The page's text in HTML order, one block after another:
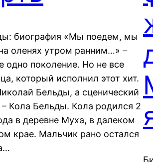
биография «Мы поедем, мы
оленях утром ранним…» –
одно поколение. Но не все
который исполнил этот хит.
Бельды, а сценический
Кола Бельды. Кола родился 2
в деревне Муха, в далеком
крае. Мальчик рано остался